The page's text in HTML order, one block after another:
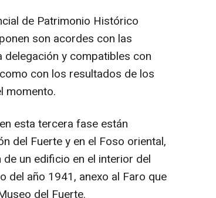
de Patrimonio Histórico
son acordes con las
y compatibles con
con los resultados de los
momento.
esta tercera fase están
del Fuerte y en el Foso oriental,
un edificio en el interior del
del año 1941, anexo al Faro que
del Fuerte.